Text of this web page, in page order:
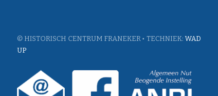
© HISTORISCH CENTRUM FRANEKER • TECHNIEK: WAD
UP